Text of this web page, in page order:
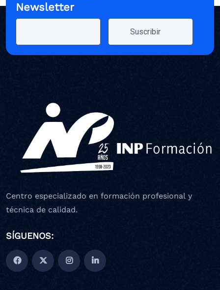
Newsletter
Centro especializado en formación profesional y
técnica de calidad.
SÍGUENOS: